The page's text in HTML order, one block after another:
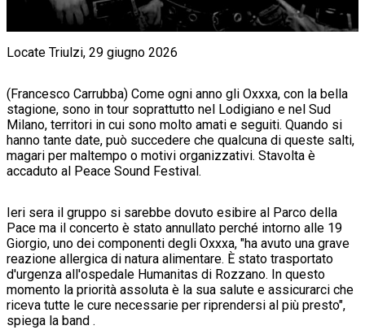
Locate Triulzi, 29 giugno 2026
(Francesco Carrubba) Come ogni anno gli Oxxxa, con la bella
stagione, sono in tour soprattutto nel Lodigiano e nel Sud
Milano, territori in cui sono molto amati e seguiti. Quando si
hanno tante date, può succedere che qualcuna di queste salti,
magari per maltempo o motivi organizzativi. Stavolta è
accaduto al Peace Sound Festival.
Ieri sera il gruppo si sarebbe dovuto esibire al Parco della
Pace ma il concerto è stato annullato perché intorno alle 19
Giorgio, uno dei componenti degli Oxxxa, "ha avuto una grave
reazione allergica di natura alimentare. È stato trasportato
d'urgenza all'ospedale Humanitas di Rozzano. In questo
momento la priorità assoluta è la sua salute e assicurarci che
riceva tutte le cure necessarie per riprendersi al più presto",
spiega la band .